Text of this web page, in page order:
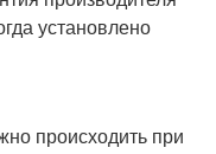
установлено
происходить при